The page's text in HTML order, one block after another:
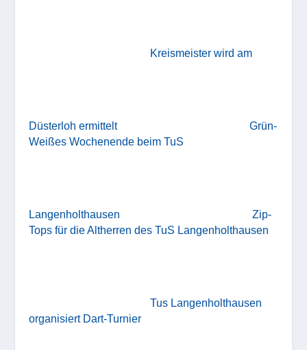
Kreismeister wird am
Düsterloh ermittelt
Grün-
Weißes Wochenende beim TuS
Langenholthausen
Zip-
Tops für die Altherren des TuS Langenholthausen
Tus Langenholthausen
organisiert Dart-Turnier